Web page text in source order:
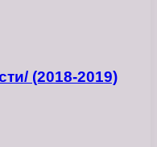
(2018-2019)